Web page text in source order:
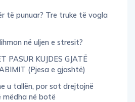
të punuar? Tre truke të vogla
në uljen e stresit?
PASUR KUJDES GJATË
(Pjesa e gjashtë)
u tallën, por sot drejtojnë
në botë